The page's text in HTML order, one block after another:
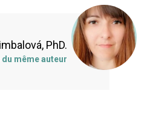
PhD.
même auteur